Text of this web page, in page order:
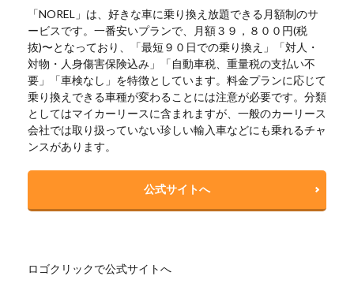
「NOREL」は、好きな車に乗り換え放題できる月額制のサ
ービスです。一番安いプランで、月額３９，８００円(税
抜)〜となっており、「最短９０日での乗り換え」「対人・
対物・人身傷害保険込み」「自動車税、重量税の支払い不
要」「車検なし」を特徴としています。料金プランに応じて
乗り換えできる車種が変わることには注意が必要です。分類
としてはマイカーリースに含まれますが、一般のカーリース
会社では取り扱っていない珍しい輸入車などにも乗れるチャ
ンスがあります。
公式サイトへ
ロゴクリックで公式サイトへ